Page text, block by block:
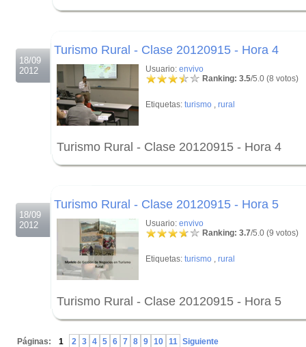
18/09
2012
Turismo Rural - Clase 20120915 - Hora 4
Usuario: envivo
Ranking: 3.5/5.0 (8 votos)
Etiquetas: turismo , rural
Turismo Rural - Clase 20120915 - Hora 4
18/09
2012
Turismo Rural - Clase 20120915 - Hora 5
Usuario: envivo
Ranking: 3.7/5.0 (9 votos)
Etiquetas: turismo , rural
Turismo Rural - Clase 20120915 - Hora 5
Páginas: 1 2 3 4 5 6 7 8 9 10 11 Siguiente